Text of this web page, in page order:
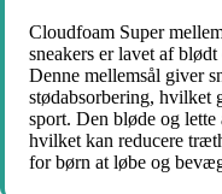
Cloudfoam Super
sneakers er lavet af
Denne mellemsål giver
stødabsorbering, hvilket
sport. Den bløde og lette
hvilket kan reducere
for børn at løbe og